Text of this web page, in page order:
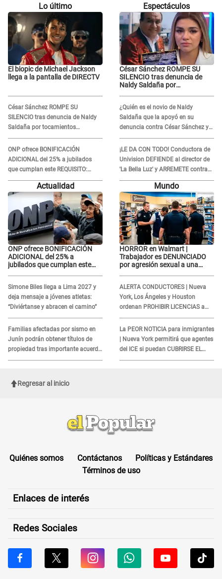
Lo último
El biopic de Michael Jackson
llega a la pantalla de DIRECTV
César Sánchez ROMPE SU
SILENCIO tras denuncia de Naldy
Saldaña por tocamientos
indebidos: "Pido respetar la
presunción de inocencia"
ONP ofrece BONIFICACIÓN
ADICIONAL del 25% a jubilados
que cumplan este REQUISITO:
revisa si accedes aquí
Espectáculos
César Sánchez ROMPE SU
SILENCIO tras denuncia de
Naldy Saldaña por
inocencia"
¿Quién es el novio de Naldy
Saldaña que la apoyó en su
denuncia contra César Sánchez y
confrontó al dueño de 'La Bella
Luz'?
¡LE DA CON TODO! Conductora de
Univision DEFIENDE al director de
'La Bella Luz' y ARREMETE contra
Naldy Saldaña: “Muchas
Actualidad
ONP ofrece BONIFICACIÓN
ADICIONAL del 25% a
jubilados que cumplan este
Simone Biles llega a Lima 2027 y
deja mensaje a jóvenes atletas:
“Diviértanse y abracen el camino”
Familias afectadas por sismo en
Junín podrán obtener títulos de
propiedad tras importante acuerdo
de Cofopri
Mundo
HORROR en Walmart |
Trabajador es DENUNCIADO
por agresión sexual a una
ALERTA CONDUCTORES | Nueva
York, Los Ángeles y Houston
ordenan PROHIBIR LICENCIAS a
quienes no presenten ESTE
DOCUMENTO
La PEOR NOTICIA para inmigrantes
| Nueva York permitirá que agentes
del ICE si puedan CUBRIRSE EL
ROSTRO
Regresar al inicio
Quiénes somos Contáctanos
Políticas y Estándares
Términos de uso
Enlaces de interés
Redes Sociales